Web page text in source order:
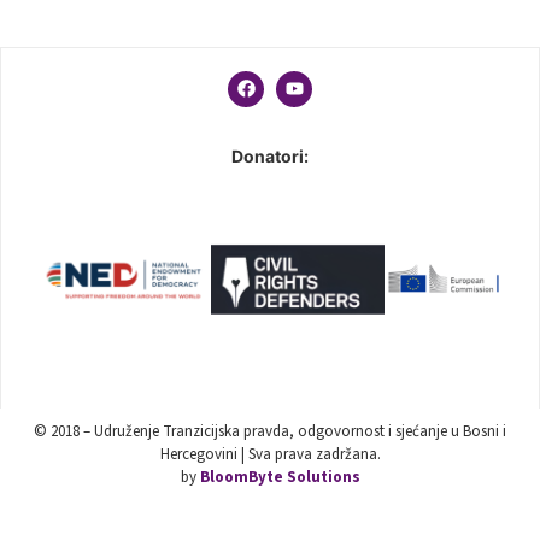
Donatori:
© 2018 – Udruženje Tranzicijska pravda, odgovornost i sjećanje u Bosni i
Hercegovini | Sva prava zadržana.
by BloomByte Solutions